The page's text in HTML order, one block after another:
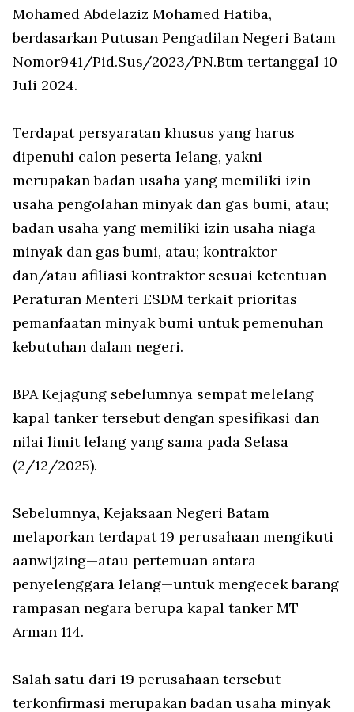
Mohamed Abdelaziz Mohamed Hatiba,
berdasarkan Putusan Pengadilan Negeri Batam
Nomor941/Pid.Sus/2023/PN.Btm tertanggal 10
Juli 2024.
Terdapat persyaratan khusus yang harus
dipenuhi calon peserta lelang, yakni
merupakan badan usaha yang memiliki izin
usaha pengolahan minyak dan gas bumi, atau;
badan usaha yang memiliki izin usaha niaga
minyak dan gas bumi, atau; kontraktor
dan/atau afiliasi kontraktor sesuai ketentuan
Peraturan Menteri ESDM terkait prioritas
pemanfaatan minyak bumi untuk pemenuhan
kebutuhan dalam negeri.
BPA Kejagung sebelumnya sempat melelang
kapal tanker tersebut dengan spesifikasi dan
nilai limit lelang yang sama pada Selasa
(2/12/2025).
Sebelumnya, Kejaksaan Negeri Batam
melaporkan terdapat 19 perusahaan mengikuti
aanwijzing—atau pertemuan antara
penyelenggara lelang—untuk mengecek barang
rampasan negara berupa kapal tanker MT
Arman 114.
Salah satu dari 19 perusahaan tersebut
terkonfirmasi merupakan badan usaha minyak